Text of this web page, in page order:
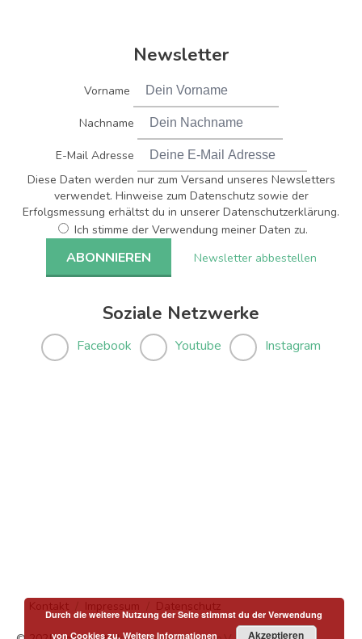
Newsletter
Vorname
Nachname
E-Mail Adresse
Diese Daten werden nur zum Versand unseres Newsletters
verwendet. Hinweise zum Datenschutz sowie der
Erfolgsmessung erhältst du in unserer Datenschutzerklärung.
Ich stimme der Verwendung meiner Daten zu.
Newsletter abbestellen
Soziale Netzwerke
Facebook Youtube Instagram
Kontakt Impressum Datenschutz
Durch die weitere Nutzung der Seite stimmst du der Verwendung
von Cookies zu.Weitere Informationen Akzeptieren